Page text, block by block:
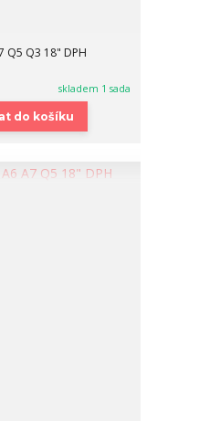
Q5 Q3 18" DPH
skladem 1 sada
do košíku